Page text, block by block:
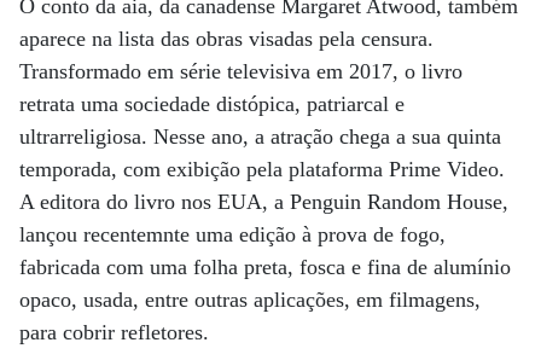
O conto da aia, da canadense Margaret Atwood, também
aparece na lista das obras visadas pela censura.
Transformado em série televisiva em 2017, o livro
retrata uma sociedade distópica, patriarcal e
ultrarreligiosa. Nesse ano, a atração chega a sua quinta
temporada, com exibição pela plataforma Prime Video.
A editora do livro nos EUA, a Penguin Random House,
lançou recentemnte uma edição à prova de fogo,
fabricada com uma folha preta, fosca e fina de alumínio
opaco, usada, entre outras aplicações, em filmagens,
para cobrir refletores.